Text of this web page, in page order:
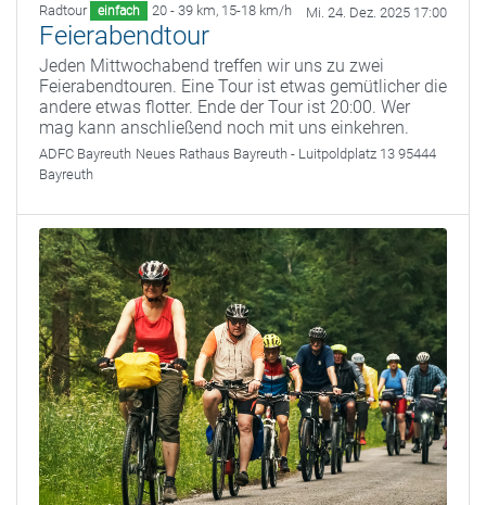
Radtour einfach 20 - 39 km, 15-18 km/h Mi. 24. Dez. 2025 17:00
Feierabendtour
Jeden Mittwochabend treffen wir uns zu zwei
Feierabendtouren. Eine Tour ist etwas gemütlicher die
andere etwas flotter. Ende der Tour ist 20:00. Wer
mag kann anschließend noch mit uns einkehren.
ADFC Bayreuth Neues Rathaus Bayreuth - Luitpoldplatz 13 95444
Bayreuth